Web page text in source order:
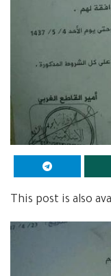
This post is also